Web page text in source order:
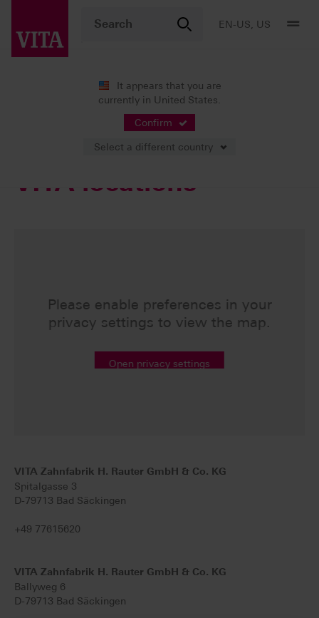
EN-US, US
It appears that you are
currently in United States.
Confirm
Select a different country
Contact VITA address
VITA locations
Please enable preferences in your
privacy settings to view the map.
Open privacy settings
VITA Zahnfabrik H. Rauter GmbH & Co. KG
Spitalgasse 3
D-79713 Bad Säckingen
+49 77615620
VITA Zahnfabrik H. Rauter GmbH & Co. KG
Ballyweg 6
D-79713 Bad Säckingen